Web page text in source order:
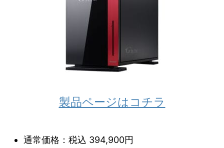
製品ページはコチラ
通常価格：税込 394,900円